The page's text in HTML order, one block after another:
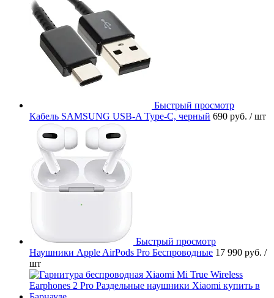
Быстрый просмотр
Кабель SAMSUNG USB-A Type-C, черный 690 руб. / шт
Быстрый просмотр
Наушники Apple AirPods Pro Беспроводные 17 990 руб. /
шт